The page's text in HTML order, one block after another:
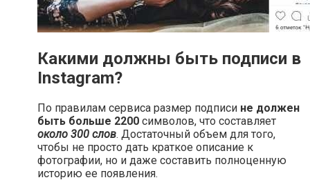
Какими должны быть подписи в
Instagram?
По правилам сервиса размер подписи не должен
быть больше 2200 символов, что составляет
около 300 слов. Достаточный объем для того,
чтобы не просто дать краткое описание к
фотографии, но и даже составить полноценную
историю ее появления.